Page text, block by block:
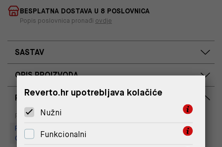
BESPLATNA DOSTAVA U 8 POSLOVNICA
Popis poslovnica pronađi ovdje
SASTAV
OPIS PROIZVODA
RASPOLOŽIVOST PO POSLOVNICAMA
Poslovnica
Na upit
Replay Outlet Store, Designer
Outlet Croatia
Reverto.hr upotrebljava kolačiće
Nužni
Funkcionalni